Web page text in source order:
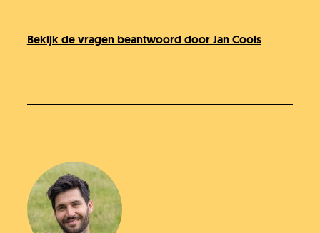
Bekijk de vragen beantwoord door Jan Cools